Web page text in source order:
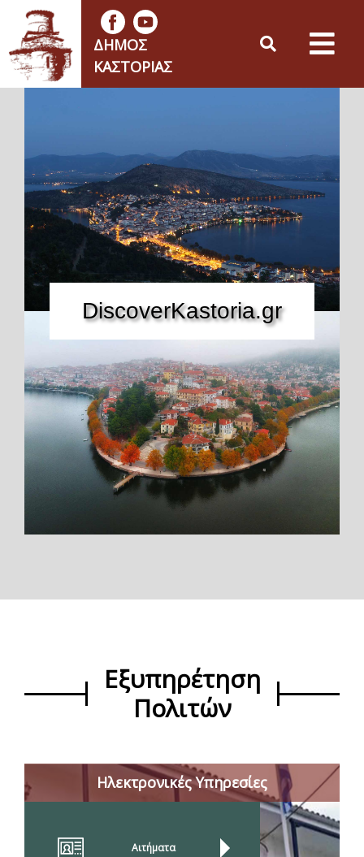
ΔΉΜΟΣ
ΚΑΣΤΟΡΙΆΣ
DiscoverKastoria.gr
Εξυπηρέτηση
Πολιτών
Ηλεκτρονικές Υπηρεσίες
Αιτήματα